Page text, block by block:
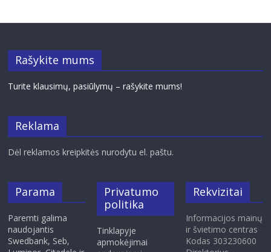
Rašykite mums
Turite klausimų, pasiūlymų – rašykite mums!
Reklama
Dėl reklamos kreipkitės nurodytu el. paštu.
Parama
Paremti galima
naudojantis
Swedbank, Seb,
Privatumo
politika
Tinklapyje
apmokėjimai
Rekvizitai
Informacijos mainų
ir švietimo centras
Kodas 303230600